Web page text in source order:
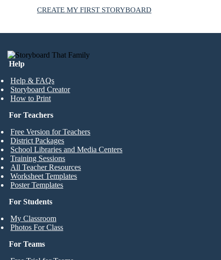
CREATE MY FIRST STORYBOARD
Help
Help & FAQs
Storyboard Creator
How to Print
For Students
My Classroom
Photos For Class
For Teachers
Free Version for Teachers
District Packages
School Libraries and Media Centers
Training Sessions
All Teacher Resources
Worksheet Templates
Poster Templates
For Teams